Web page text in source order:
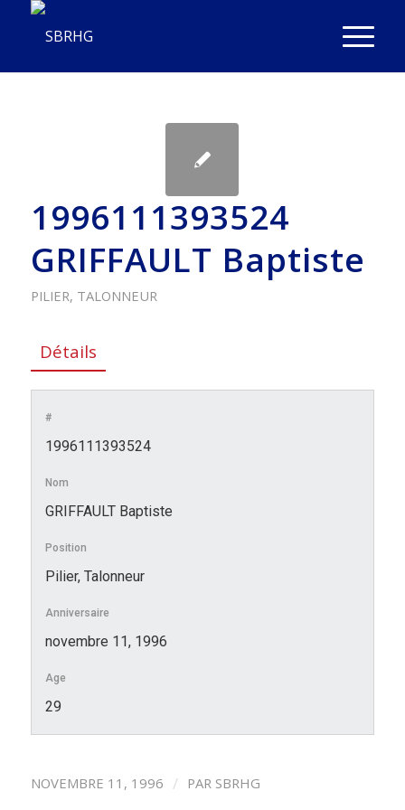
1996111393524
GRIFFAULT Baptiste
PILIER, TALONNEUR
Détails
#
1996111393524
Nom
GRIFFAULT Baptiste
Position
Pilier, Talonneur
Anniversaire
novembre 11, 1996
Age
29
NOVEMBRE 11, 1996 / PAR SBRHG